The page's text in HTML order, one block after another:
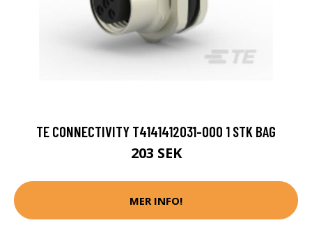
TE CONNECTIVITY T4141412031-000 1 STK BAG
203 SEK
MER INFO!